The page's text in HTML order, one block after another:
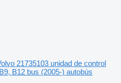
21735103 unidad de control
B12 bus (2005-) autobús